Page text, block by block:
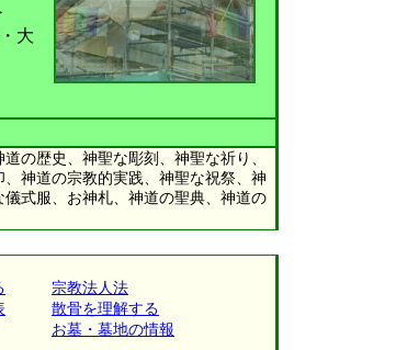
大
の歴史、神聖な彫刻、神聖な祈り、
神道の宗教的実践、神聖な祝祭、神
式服、お神札、神道の聖典、神道の
宗教法人法
散骨を理解する
お墓・墓地の情報